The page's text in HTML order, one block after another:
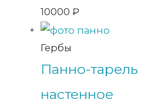
10000₽
Гербы
Панно-тарель
настенное